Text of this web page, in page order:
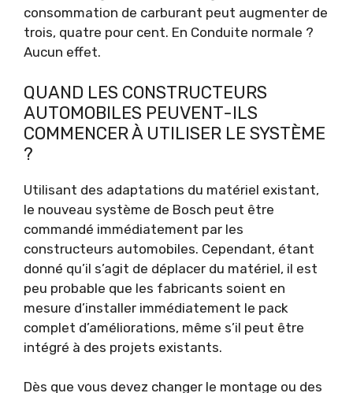
consommation de carburant peut augmenter de
trois, quatre pour cent. En Conduite normale ?
Aucun effet.
QUAND LES CONSTRUCTEURS
AUTOMOBILES PEUVENT-ILS
COMMENCER À UTILISER LE SYSTÈME
?
Utilisant des adaptations du matériel existant,
le nouveau système de Bosch peut être
commandé immédiatement par les
constructeurs automobiles. Cependant, étant
donné qu’il s’agit de déplacer du matériel, il est
peu probable que les fabricants soient en
mesure d’installer immédiatement le pack
complet d’améliorations, même s’il peut être
intégré à des projets existants.
Dès que vous devez changer le montage ou des